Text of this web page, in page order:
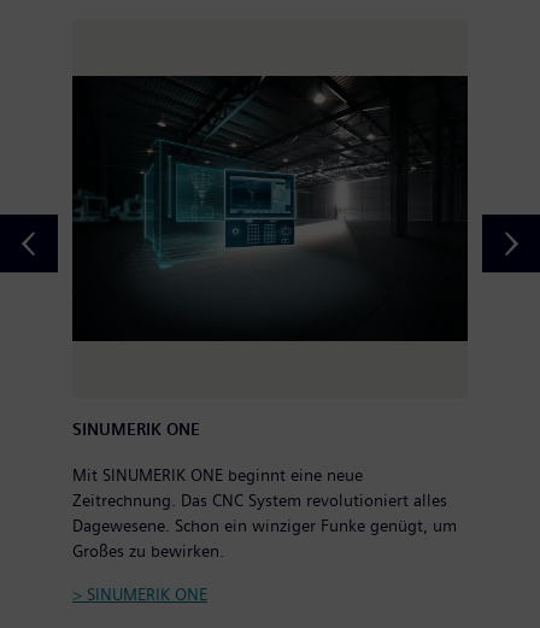
SINUMERIK ONE
Mit SINUMERIK ONE beginnt eine neue
Zeitrechnung. Das CNC System revolutioniert alles
Dagewesene. Schon ein winziger Funke genügt, um
Großes zu bewirken.
> SINUMERIK ONE